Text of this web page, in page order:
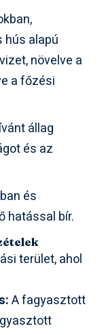
hús alapú
növelve a
a főzési
állag
és az
és
hatással bír.
terület, ahol
A fagyasztott